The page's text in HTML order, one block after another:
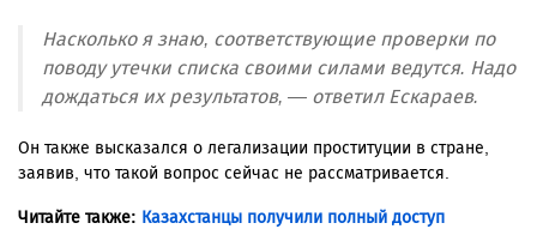
Насколько я знаю, соответствующие проверки по
поводу утечки списка своими силами ведутся. Надо
дождаться их результатов, — ответил Ескараев.
Он также высказался о легализации проституции в стране,
заявив, что такой вопрос сейчас не рассматривается.
Читайте также: Казахстанцы получили полный доступ